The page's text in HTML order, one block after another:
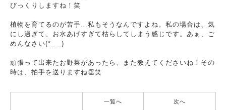
びっくりしますね！笑
植物を育てるのが苦手…私もそうなんですよね。私の場合は、気
にし過ぎて、お水あげすぎて枯らしてしまう感じです。あぁ、ご
めんなさい(*_ _)
頑張って出来たお野菜があったら、また教えてくださいね！その
時は、拍手を送りますね👏笑
一覧へ 次へ